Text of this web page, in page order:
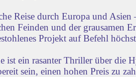
Reise durch Europa und
Feinden und der grausamen
Projekt auf Befehl
ist ein rasanter Thriller über die
sein, einen hohen Preis zu